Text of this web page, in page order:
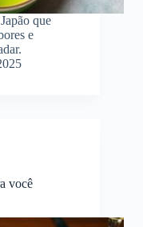
que
e
você